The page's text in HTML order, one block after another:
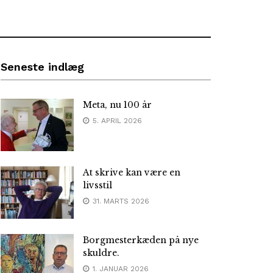
Seneste indlæg
Meta, nu 100 år
5. APRIL 2026
At skrive kan være en
livsstil
31. MARTS 2026
Borgmesterkæden på nye
skuldre.
1. JANUAR 2026